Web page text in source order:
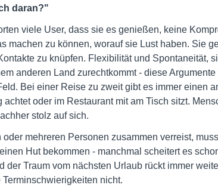
daran?"
viele User, dass sie es genießen, keine
machen zu können, worauf sie Lust haben. Sie
zu knüpfen. Flexibilität und Spontaneität,
anderen Land zurechtkommt - diese
Bei einer Reise zu zweit gibt es immer einen
achtet oder im Restaurant mit am Tisch sitzt.
stolz auf sich.
oder mehreren Personen zusammen verreist,
Hut bekommen - manchmal scheitert es
der Traum vom nächsten Urlaub rückt immer
nicht.